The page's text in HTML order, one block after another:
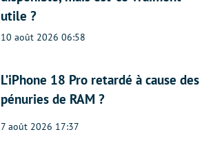
utile ?
10 août 2026 06:58
L’iPhone 18 Pro retardé à cause des
pénuries de RAM ?
7 août 2026 17:37